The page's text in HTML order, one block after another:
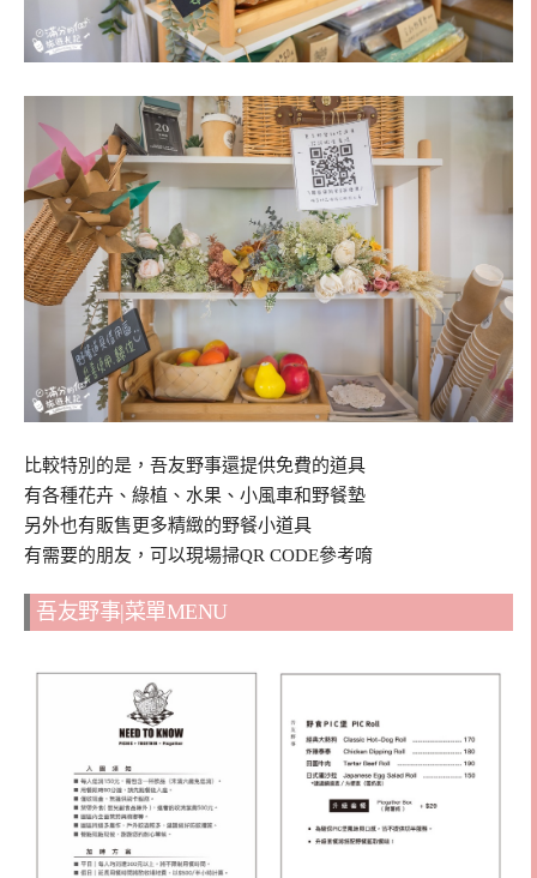
比較特別的是，吾友野事還提供免費的道具
有各種花卉、綠植、水果、小風車和野餐墊
另外也有販售更多精緻的野餐小道具
有需要的朋友，可以現場掃QR CODE參考唷
吾友野事|菜單MENU